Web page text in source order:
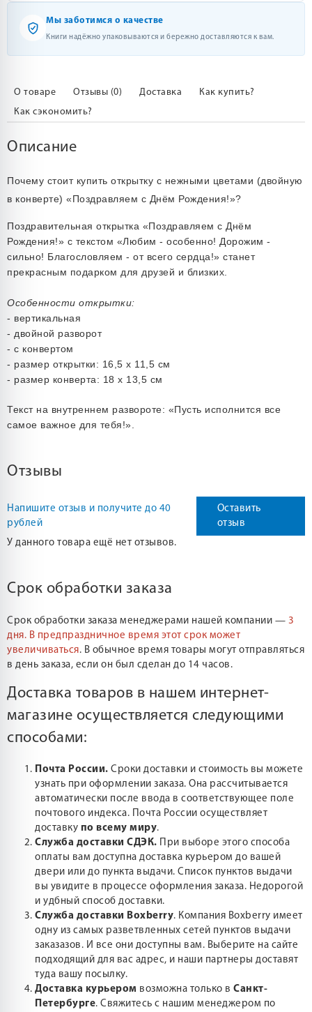
Мы заботимся о качестве
Книги надёжно упаковываются и бережно доставляются к вам.
О товаре Отзывы (0) Доставка
Как купить?
Как сэкономить?
Описание
Почему стоит купить открытку с нежными цветами (двойную
в конверте) «Поздравляем с Днём Рождения!»?
Поздравительная открытка «Поздравляем с Днём
Рождения!» с текстом «Любим - особенно! Дорожим -
сильно! Благословляем - от всего сердца!» станет
прекрасным подарком для друзей и близких.
Особенности открытки:
- вертикальная
- двойной разворот
- с конвертом
- размер открытки: 16,5 х 11,5 см
- размер конверта: 18 х 13,5 см
Текст на внутреннем развороте: «Пусть исполнится все
самое важное для тебя!».
Отзывы
Напишите отзыв и получите до 40
рублей
Оставить
отзыв
У данного товара ещё нет отзывов.
Срок обработки заказа
Срок обработки заказа менеджерами нашей компании — 3
дня. В предпраздничное время этот срок может
увеличиваться. В обычное время товары могут отправляться
в день заказа, если он был сделан до 14 часов.
Доставка товаров в нашем интернет-
магазине осуществляется следующими
способами:
Почта России. Сроки доставки и стоимость вы можете
узнать при оформлении заказа. Она рассчитывается
автоматически после ввода в соответствующее поле
почтового индекса. Почта России осуществляет
доставку по всему миру.
Служба доставки СДЭК. При выборе этого способа
оплаты вам доступна доставка курьером до вашей
двери или до пункта выдачи. Список пунктов выдачи
вы увидите в процессе оформления заказа. Недорогой
и удбный способ доставки.
Служба доставки Boxberry. Компания Boxberry имеет
одну из самых разветвленных сетей пунктов выдачи
заказазов. И все они доступны вам. Выберите на сайте
подходящий для вас адрес, и наши партнеры доставят
туда вашу посылку.
Доставка курьером возможна только в Санкт-
Петербурге. Свяжитесь с нашим менеджером по